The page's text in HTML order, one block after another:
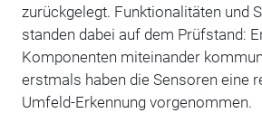
zurückgelegt. Funktionalitäten und
standen dabei auf dem Prüfstand:
Komponenten miteinander
erstmals haben die Sensoren eine
Umfeld-Erkennung vorgenommen.